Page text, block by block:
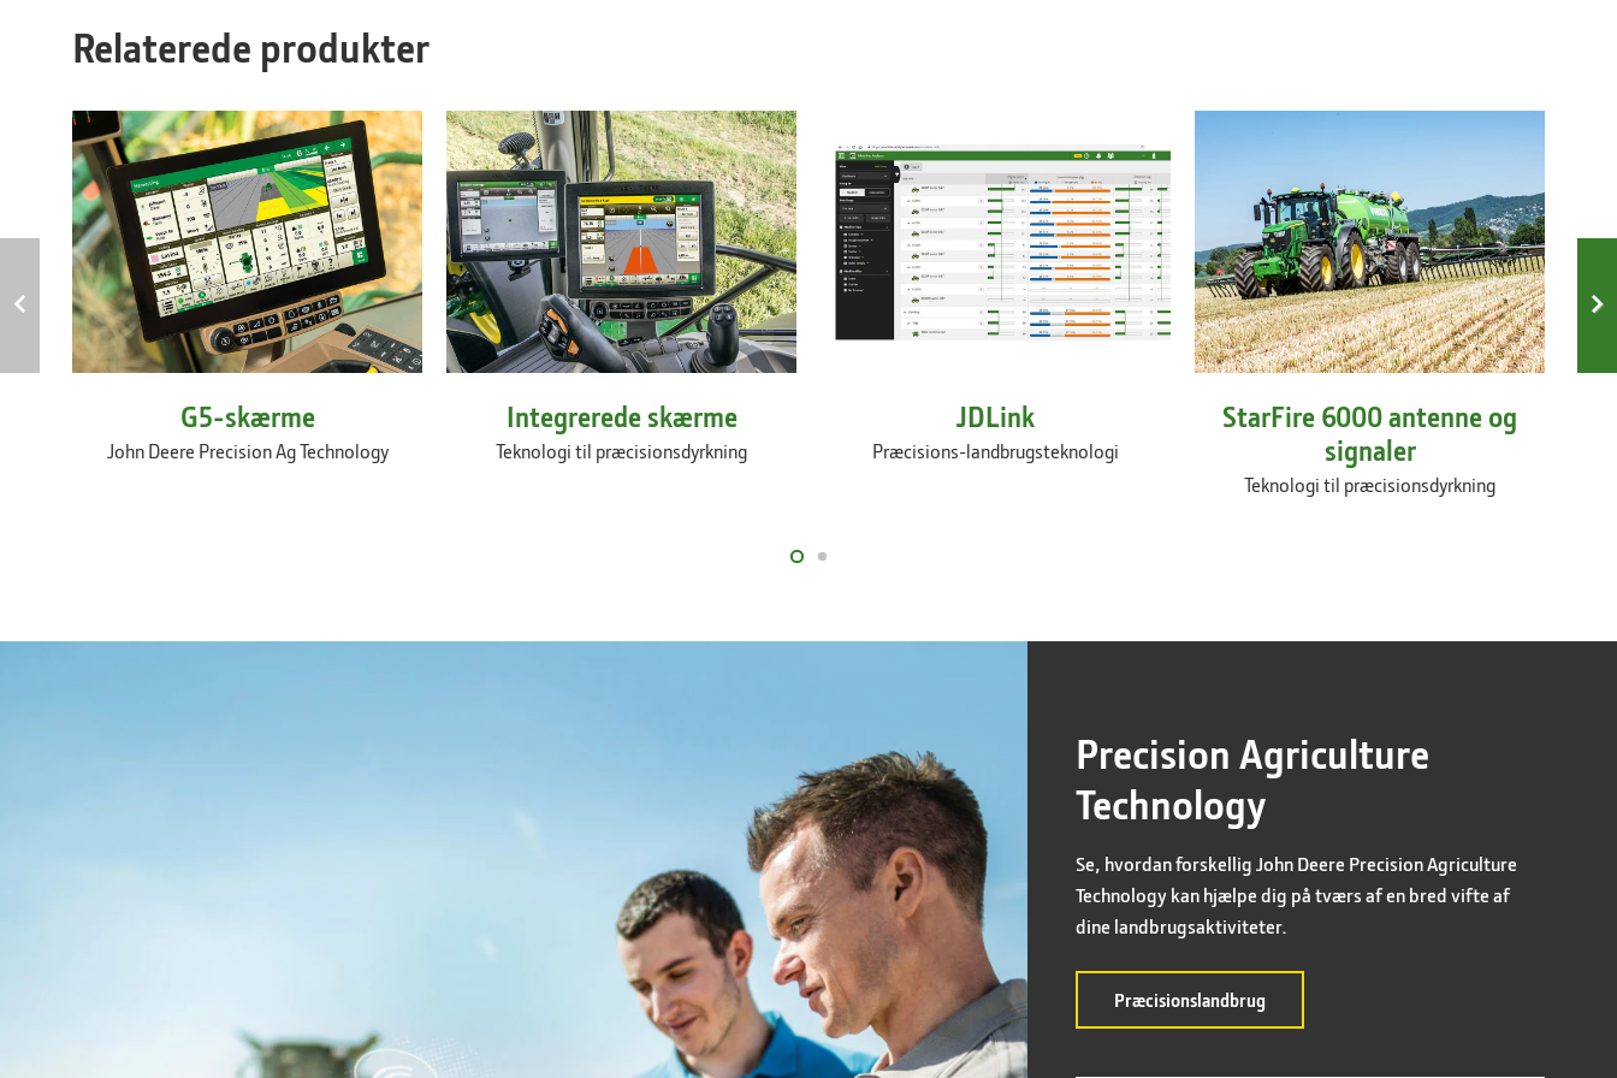
Relaterede produkter
G5-skærme
John Deere Precision Ag Technology
Integrerede skærme
Teknologi til præcisionsdyrkning
JDLink
Præcisions-landbrugsteknologi
StarFire 6000 antenne og
signaler
Teknologi til præcisionsdyrkning
Precision Agriculture
Technology
Se, hvordan forskellig John Deere Precision Agriculture
Technology kan hjælpe dig på tværs af en bred vifte af
dine landbrugsaktiviteter.
Præcisionslandbrug